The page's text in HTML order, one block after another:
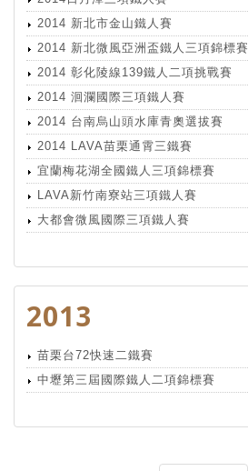
2014 新北市金山鐵人賽
2014 新北微風亞洲盃鐵人三項錦標賽
2014 彰化陵線139鐵人二項挑戰賽
2014 洄瀾國際三項鐵人賽
2014 台南烏山頭水庫青奧選拔賽
2014 LAVA苗栗通霄三鐵賽
宜蘭梅花湖全國鐵人三項錦標賽
LAVA新竹南寮站三項鐵人賽
大都會微風國際三項鐵人賽
2013
苗栗台72快速二鐵賽
中壢第三屆國際鐵人二項錦標賽